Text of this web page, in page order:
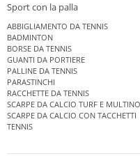
Sport con la palla
ABBIGLIAMENTO DA TENNIS
BADMINTON
BORSE DA TENNIS
GUANTI DA PORTIERE
PALLINE DA TENNIS
PARASTINCHI
RACCHETTE DA TENNIS
SCARPE DA CALCIO TURF E
SCARPE DA CALCIO CON TACCHETTI
TENNIS